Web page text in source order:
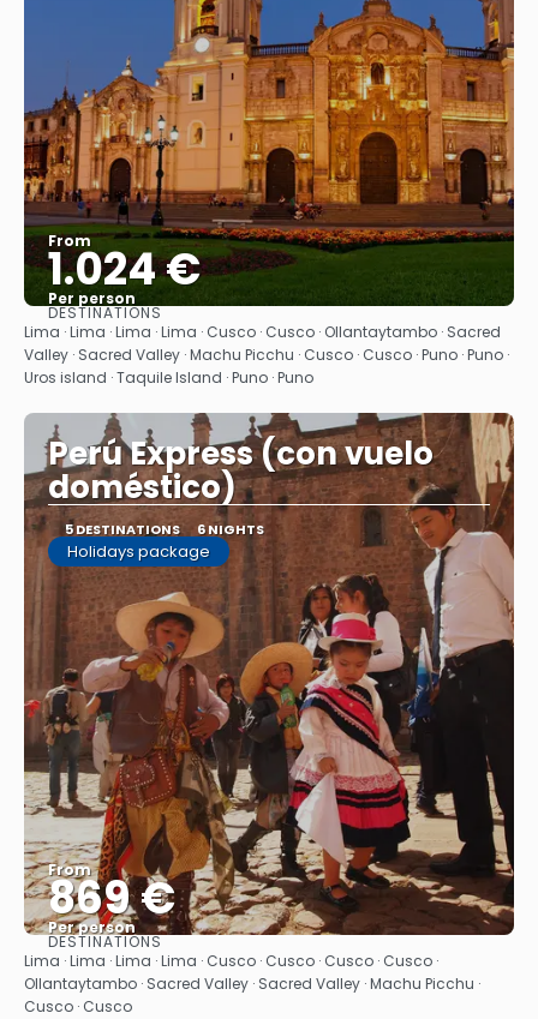
From
1.024 €
Per person
See
DESTINATIONS
Lima · Lima · Lima · Lima · Cusco · Cusco · Ollantaytambo · Sacred
Valley · Sacred Valley · Machu Picchu · Cusco · Cusco · Puno · Puno ·
Uros island · Taquile Island · Puno · Puno
Perú Express (con vuelo
doméstico)
5 DESTINATIONS 6 NIGHTS
Holidays package
From
869 €
Per person
See
DESTINATIONS
Lima · Lima · Lima · Lima · Cusco · Cusco · Cusco · Cusco ·
Ollantaytambo · Sacred Valley · Sacred Valley · Machu Picchu ·
Cusco · Cusco